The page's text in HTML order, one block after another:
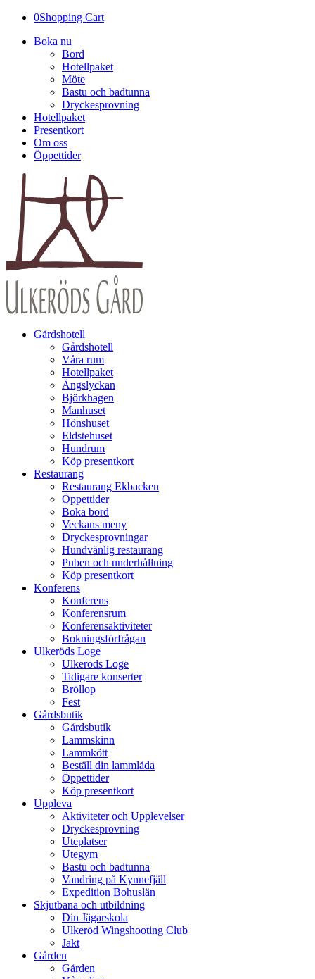
0Shopping Cart
Boka nu
Bord
Hotellpaket
Möte
Bastu och badtunna
Dryckesprovning
Hotellpaket
Presentkort
Om oss
Öppettider
Gårdshotell
Gårdshotell
Våra rum
Hotellpaket
Ängslyckan
Björkhagen
Manhuset
Hönshuset
Eldstehuset
Hundrum
Köp presentkort
Restaurang
Restaurang Ekbacken
Öppettider
Boka bord
Veckans meny
Dryckesprovningar
Hundvänlig restaurang
Puben och underhållning
Köp presentkort
Konferens
Konferens
Konferensrum
Konferensaktiviteter
Bokningsförfrågan
Ulkeröds Loge
Ulkeröds Loge
Tidigare konserter
Bröllop
Fest
Gårdsbutik
Gårdsbutik
Lammskinn
Lammkött
Beställ din lammlåda
Öppettider
Köp presentkort
Uppleva
Aktiviteter och Upplevelser
Dryckesprovning
Uteplatser
Utegym
Bastu och badtunna
Vandring på Kynnefjäll
Expedition Bohuslän
Skjutbana och utbildning
Din Jägarskola
Ulkeröd Wingshooting Club
Jakt
Gården
Gården